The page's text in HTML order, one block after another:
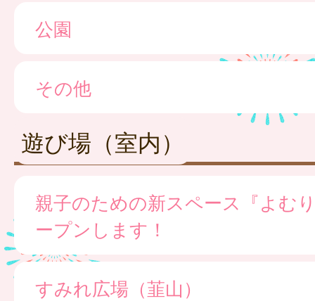
公園
その他
遊び場（室内）
親子のための新スペース『よむ
ープンします！
すみれ広場（韮山）